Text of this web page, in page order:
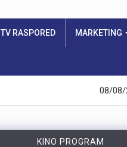
TV RASPORED MARKETING
08/08/
KINO PROGRAM